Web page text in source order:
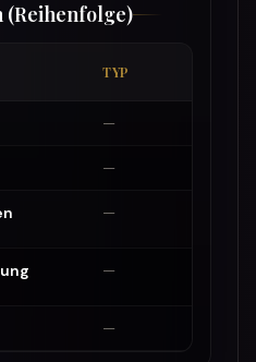
(Reihenfolge)
TYP
—
—
—
—
—